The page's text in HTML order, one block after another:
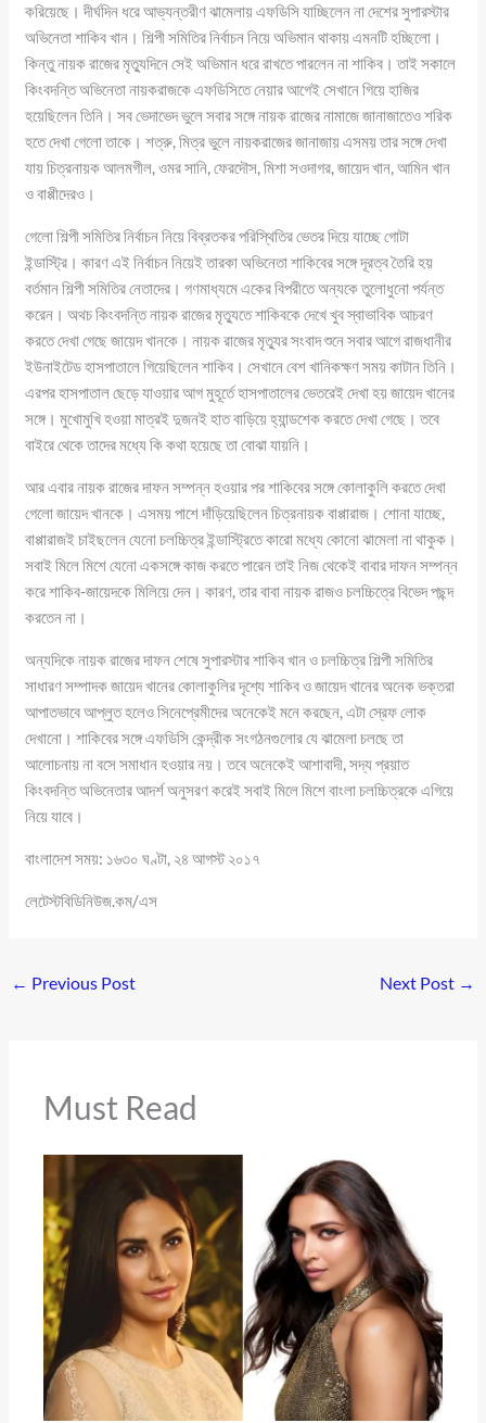
করিয়েছে। দীর্ঘদিন ধরে আভ্যন্তরীণ ঝামেলায় এফডিসি যাচ্ছিলেন না দেশের সুপারস্টার
অভিনেতা শাকিব খান। শিল্পী সমিতির নির্বাচন নিয়ে অভিমান থাকায় এমনটি হচ্ছিলো।
কিন্তু নায়ক রাজের মৃত্যুদিনে সেই অভিমান ধরে রাখতে পারলেন না শাকিব। তাই সকালে
কিংবদন্তি অভিনেতা নায়করাজকে এফডিসিতে নেয়ার আগেই সেখানে গিয়ে হাজির
হয়েছিলেন তিনি। সব ভেদাভেদ ভুলে সবার সঙ্গে নায়ক রাজের নামাজে জানাজাতেও শরিক
হতে দেখা গেলো তাকে। শত্রু, মিত্র ভুলে নায়করাজের জানাজায় এসময় তার সঙ্গে দেখা
যায় চিত্রনায়ক আলমগীল, ওমর সানি, ফেরদৌস, মিশা সওদাগর, জায়েদ খান, আমিন খান
ও বাপ্পীদেরও।
গেলো শিল্পী সমিতির নির্বাচন নিয়ে বিব্রতকর পরিস্থিতির ভেতর দিয়ে যাচ্ছে গোটা
ইন্ডাস্ট্রি। কারণ এই নির্বাচন নিয়েই তারকা অভিনেতা শাকিবের সঙ্গে দূরত্ব তৈরি হয়
বর্তমান শিল্পী সমিতির নেতাদের। গণমাধ্যমে একের বিপরীতে অন্যকে তুলোধুনো পর্যন্ত
করেন। অথচ কিংবদন্তি নায়ক রাজের মৃত্যুতে শাকিবকে দেখে খুব স্বাভাবিক আচরণ
করতে দেখা গেছে জায়েদ খানকে। নায়ক রাজের মৃত্যুর সংবাদ শুনে সবার আগে রাজধানীর
ইউনাইটেড হাসপাতালে গিয়েছিলেন শাকিব। সেখানে বেশ খানিকক্ষণ সময় কাটান তিনি।
এরপর হাসপাতাল ছেড়ে যাওয়ার আগ মুহূর্তে হাসপাতালের ভেতরেই দেখা হয় জায়েদ খানের
সঙ্গে। মুখোমুখি হওয়া মাত্রই দুজনই হাত বাড়িয়ে হ্যান্ডশেক করতে দেখা গেছে। তবে
বাইরে থেকে তাদের মধ্যে কি কথা হয়েছে তা বোঝা যায়নি।
আর এবার নায়ক রাজের দাফন সম্পন্ন হওয়ার পর শাকিবের সঙ্গে কোলাকুলি করতে দেখা
গেলো জায়েদ খানকে। এসময় পাশে দাঁড়িয়েছিলেন চিত্রনায়ক বাপ্পারাজ। শোনা যাচ্ছে,
বাপ্পারাজই চাইছলেন যেনো চলচ্চিত্র ইন্ডাস্ট্রিতে কারো মধ্যে কোনো ঝামেলা না থাকুক।
সবাই মিলে মিশে যেনো একসঙ্গে কাজ করতে পারেন তাই নিজ থেকেই বাবার দাফন সম্পন্ন
করে শাকিব-জায়েদকে মিলিয়ে দেন। কারণ, তার বাবা নায়ক রাজও চলচ্চিত্রে বিভেদ পছন্দ
করতেন না।
অন্যদিকে নায়ক রাজের দাফন শেষে সুপারস্টার শাকিব খান ও চলচ্চিত্র শিল্পী সমিতির
সাধারণ সম্পাদক জায়েদ খানের কোলাকুলির দৃশ্যে শাকিব ও জায়েদ খানের অনেক ভক্তরা
আপাতভাবে আপ্লুত হলেও সিনেপ্রেমীদের অনেকেই মনে করছেন, এটা স্রেফ লোক
দেখানো। শাকিবের সঙ্গে এফডিসি কেন্দ্রীক সংগঠনগুলোর যে ঝামেলা চলছে তা
আলোচনায় না বসে সমাধান হওয়ার নয়। তবে অনেকেই আশাবাদী, সদ্য প্রয়াত
কিংবদন্তি অভিনেতার আদর্শ অনুসরণ করেই সবাই মিলে মিশে বাংলা চলচ্চিত্রকে এগিয়ে
নিয়ে যাবে।
বাংলাদেশ সময়: ১৬৩০ ঘণ্টা, ২৪ আগস্ট ২০১৭
লেটেস্টবিডিনিউজ.কম/এস
← Previous Post Next Post →
Must Read